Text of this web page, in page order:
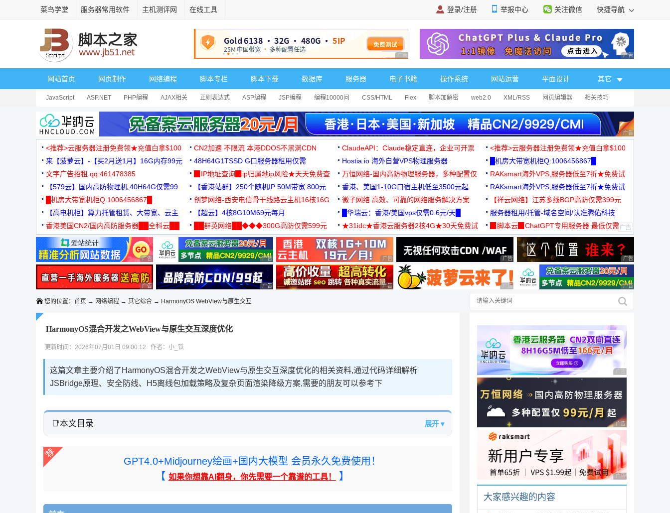
菜鸟学堂 服务器常用软件 主机测评网 在线工具 登录/注册 举报中心 关注微信 快捷导航
广告 商业广告，理性选择 广告 商业广告，理
网站首页 网页制作 网络编程 脚本专栏 脚本下载 数据库 服务器 电子书籍 操作系统 网站运营 平面设计 其它
JavaScript ASP.NET PHP编程 AJAX相关 正则表达式 ASP编程 JSP编程 编程10000问 CSS/HTML Flex 脚本加解密 web2.0 XML/RSS 网页编辑器 相关技巧
安全相关 网页播放器 其它综合 Dart
广告 商业广告，理
<推荐>云服务器注册免费领★充值白拿$100 CN2加速 不限流 本港DDOS不黑洞CDN ClaudeAPI：Claude稳定直连，企业可开票
<推荐>云服务器注册免费领★充值白拿$100
来【菠萝云】-【买2月送1月】16G内存99元
48H64G1TSSD G口服务器租用仅需
3000+可免费测试
Hostia.io 海外自营VPS物理服务器
█机房大带宽机柜Q:1006456867█
文字广告招租 qq:461478385
▉IP地址查询▉ip归属地ip风险★天天免费查
万恒网络-国内高防物理服务器，多种配置仅
99元/月起
RAKsmart海外VPS,服务器低至7折★免费试
用★
【579云】国内高防物理机,40H64G仅需99
元
【香港站群】250个随机IP 50M带宽 800元 香港、美国1-10G口宿主机低至3500元起
RAKsmart海外VPS,服务器低至7折★免费试
用★
█机房大带宽机柜Q:1006456867█
创梦网络-西安电信骨干线路云主机16核16G
88元/月
微子网络 高效、可靠的网络服务解决方案
【祥云网络】江苏多线BGP高防仅需399元
【高电机柜】算力托管租赁、大带宽、云主
机
【超云】4核8G10M69元每月 █华瑞云：香港/美国vps仅需0.6元/天█
服务器租用/托管-域名空间/认准腾佑科技
香港美国CN2/国内高防服务器██全科云██
██群英网络██◆◆◆300G高防仅需599元
◆◆◆
★31idc★香港云服务器2核4G★30天免费试
用◆
▉脚本云▉ChatGPT专用服务器 最低仅需
19元/月
广告 商业广告，理性选择 广告 商业广告，理性选择 广告 商业广告，理性选择 广告 商业广告，理性选择 广告 商业广告，理
广告 商业广告，理性选择 广告 商业广告，理性选择 广告 商业广告，理性选择 广告 商业广告，理性选择 广告 商业广告，理
您的位置： 首页 → 网络编程 → 其它综合 → HarmonyOS WebView与原生交互
HarmonyOS混合开发之WebView与原生交互深度优化
更新时间：2026年07月01日 09:00:12 作者：小_铁
这篇文章主要介绍了HarmonyOS混合开发之WebView与原生交互深度优化的相关资料,通过代码详细解析
JSBridge原理、安全防线、H5离线包加载策略及复杂页面渲染降级方案,需要的朋友可以参考下
本文目录 展开 ▾
GPT4.0+Midjourney绘画+国内大模型 会员永久免费使用！
【 如果你想靠AI翻身，你先需要一个靠谱的工具！ 】
广告 商业广告，理性
广告 商业广告，理性
广告 商业广告，理性
大家感兴趣的内容